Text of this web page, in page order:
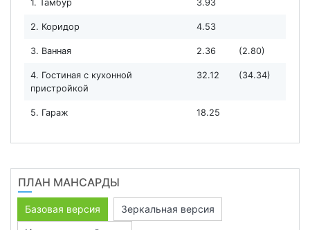
1. Тамбур 3.93
2. Коридор 4.53
3. Ванная 2.36 (2.80)
4. Гостиная с кухонной
пристройкой
32.12 (34.34)
5. Гараж 18.25
ПЛАН МАНСАРДЫ
Базовая версия
Зеркальная версия